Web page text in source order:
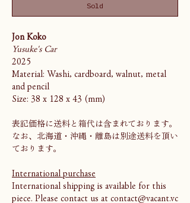
Sold
Jon Koko
Yusuke's Car
2025
Material: Washi, cardboard, walnut, metal
and pencil
Size: 38 x 128 x 43 (mm)
表記価格に送料と箱代は含まれております。
なお、北海道・沖縄・離島は別途送料を頂い
ております。
International purchase
International shipping is available for this
piece. Please contact us at contact@vacant.vc